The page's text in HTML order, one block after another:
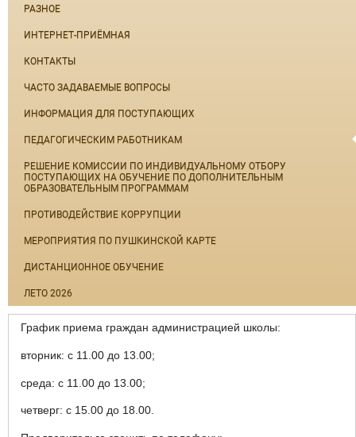
РАЗНОЕ
ИНТЕРНЕТ-ПРИЁМНАЯ
КОНТАКТЫ
ЧАСТО ЗАДАВАЕМЫЕ ВОПРОСЫ
ИНФОРМАЦИЯ ДЛЯ ПОСТУПАЮЩИХ
ПЕДАГОГИЧЕСКИМ РАБОТНИКАМ
РЕШЕНИЕ КОМИССИИ ПО ИНДИВИДУАЛЬНОМУ ОТБОРУ
ПОСТУПАЮЩИХ НА ОБУЧЕНИЕ ПО ДОПОЛНИТЕЛЬНЫМ
ОБРАЗОВАТЕЛЬНЫМ ПРОГРАММАМ
ПРОТИВОДЕЙСТВИЕ КОРРУПЦИИ
МЕРОПРИЯТИЯ ПО ПУШКИНСКОЙ КАРТЕ
ДИСТАНЦИОННОЕ ОБУЧЕНИЕ
ЛЕТО 2026
График приема граждан администрацией школы:
вторник: с 11.00 до 13.00;
среда: с 11.00 до 13.00;
четверг: с 15.00 до 18.00.